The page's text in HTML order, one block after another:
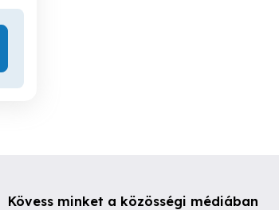
Kövess minket a közösségi médiában